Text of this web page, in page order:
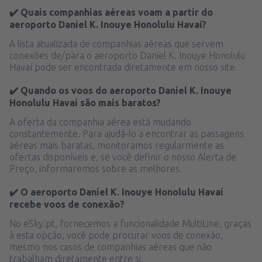
✔️ Quais companhias aéreas voam a partir do
aeroporto Daniel K. Inouye Honolulu Havaí?
A lista atualizada de companhias aéreas que servem
conexões de/para o aeroporto Daniel K. Inouye Honolulu
Havaí pode ser encontrada diretamente em nosso site.
✔️ Quando os voos do aeroporto Daniel K. Inouye
Honolulu Havaí são mais baratos?
A oferta da companhia aérea está mudando
constantemente. Para ajudá-lo a encontrar as passagens
aéreas mais baratas, monitoramos regularmente as
ofertas disponíveis e, se você definir o nosso Alerta de
Preço, informaremos sobre as melhores.
✔️ O aeroporto Daniel K. Inouye Honolulu Havaí
recebe voos de conexão?
No eSky.pt, fornecemos a funcionalidade MultiLine, graças
à esta opção, você pode procurar voos de conexão,
mesmo nos casos de companhias aéreas que não
trabalham diretamente entre si.